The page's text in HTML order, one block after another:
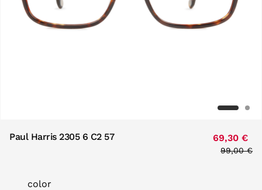
Paul Harris 2305 6 C2 57 69,30 €
Price
99,00 €
color